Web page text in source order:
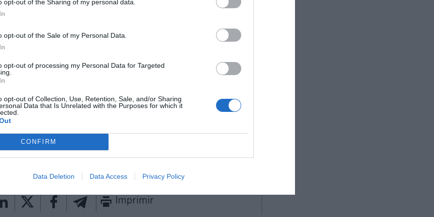
opt-out of the Sharing of my personal data.
opt-out of the Sale of my Personal Data.
opt-out of processing my Personal Data for Targeted
opt-out of Collection, Use, Retention, Sale, and/or Sharing
Data that Is Unrelated with the Purposes for which it
CONFIRM
Data Deletion Data Access Privacy Policy
que es quien posee los derechos. Ahora se podrá ver a
pública por primera vez desde la temporada 2014-
pública ha hecho oficial que emitirá a través de La 1 este
de anunciar que contará con los ex futbolistas Fernando
como comentaristas. Por su parte, Movistar compartirá
pese a que
de 2020 por 325 millones de euros anuales
hasta 325 millones de euros anuales para el ciclo 2021-
acuerdo anterior.
como fuente preferida de Google de forma
con las últimas noticias de actualidad.
Imprimir